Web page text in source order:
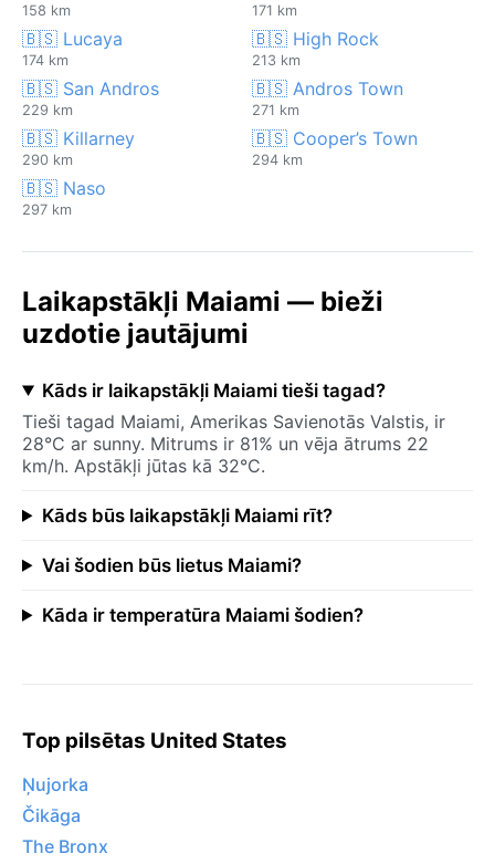
158 km 171 km
🇧🇸 Lucaya
174 km
🇧🇸 High Rock
213 km
🇧🇸 San Andros
229 km
🇧🇸 Andros Town
271 km
🇧🇸 Killarney
290 km
🇧🇸 Cooper’s Town
294 km
🇧🇸 Naso
297 km
Laikapstākļi Maiami — bieži
uzdotie jautājumi
Kāds ir laikapstākļi Maiami tieši tagad?
Tieši tagad Maiami, Amerikas Savienotās Valstis, ir
28°C ar sunny. Mitrums ir 81% un vēja ātrums 22
km/h. Apstākļi jūtas kā 32°C.
Kāds būs laikapstākļi Maiami rīt?
Vai šodien būs lietus Maiami?
Kāda ir temperatūra Maiami šodien?
Top pilsētas United States
Ņujorka
Čikāga
The Bronx